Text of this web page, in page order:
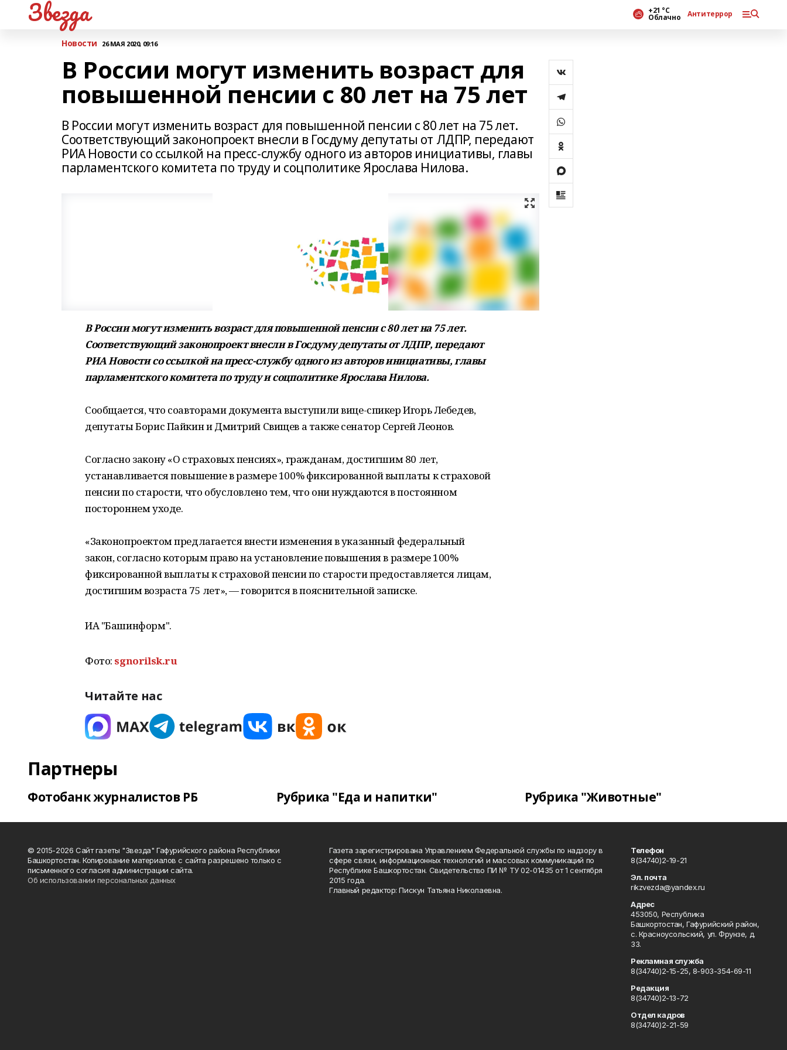
Звезда +21 °С
Облачно Антитеррор
Новости 26 МАЯ 2020, 09:16
В России могут изменить возраст для
повышенной пенсии с 80 лет на 75 лет
В России могут изменить возраст для повышенной пенсии с 80 лет на 75 лет.
Соответствующий законопроект внесли в Госдуму депутаты от ЛДПР, передают
РИА Новости со ссылкой на пресс-службу одного из авторов инициативы, главы
парламентского комитета по труду и соцполитике Ярослава Нилова.
В России могут изменить возраст для повышенной пенсии с 80 лет на 75 лет.
Соответствующий законопроект внесли в Госдуму депутаты от ЛДПР, передают
РИА Новости со ссылкой на пресс-службу одного из авторов инициативы, главы
парламентского комитета по труду и соцполитике Ярослава Нилова.
Сообщается, что соавторами документа выступили вице-спикер Игорь Лебедев,
депутаты Борис Пайкин и Дмитрий Свищев а также сенатор Сергей Леонов.
Согласно закону «О страховых пенсиях», гражданам, достигшим 80 лет,
устанавливается повышение в размере 100% фиксированной выплаты к страховой
пенсии по старости, что обусловлено тем, что они нуждаются в постоянном
постороннем уходе.
«Законопроектом предлагается внести изменения в указанный федеральный
закон, согласно которым право на установление повышения в размере 100%
фиксированной выплаты к страховой пенсии по старости предоставляется лицам,
достигшим возраста 75 лет», — говорится в пояснительной записке.
ИА "Башинформ".
Фото: sgnorilsk.ru
Читайте нас
Партнеры
Фотобанк журналистов РБ Рубрика "Еда и напитки" Рубрика "Животные"
© 2015-2026 Сайт газеты "Звезда" Гафурийского района Республики
Башкортостан. Копирование материалов с сайта разрешено только с
письменного согласия администрации сайта.
Об использовании персональных данных
Газета зарегистрирована Управлением Федеральной службы по надзору в
сфере связи, информационных технологий и массовых коммуникаций по
Республике Башкортостан. Свидетельство ПИ № ТУ 02-01435 от 1 сентября
2015 года.
Главный редактор: Пискун Татьяна Николаевна.
Телефон
8(34740)2-19-21
Эл. почта
rikzvezda@yandex.ru
Адрес
453050, Республика
Башкортостан, Гафурийский район,
с. Красноусольский, ул. Фрунзе, д.
33.
Рекламная служба
8(34740)2-15-25, 8-903-354-69-11
Редакция
8(34740)2-13-72
Отдел кадров
8(34740)2-21-59